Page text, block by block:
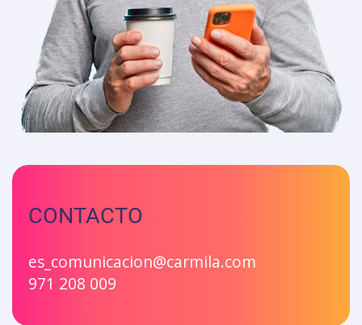
CONTACTO
es_comunicacion@carmila.com
971 208 009